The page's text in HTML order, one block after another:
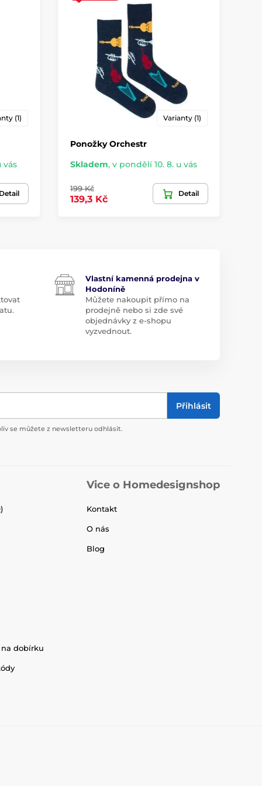
(1)
vás
Detail
Varianty (1)
Ponožky Orchestr
Skladem, v pondělí 10. 8. u vás
199 Kč
139,3 Kč
Detail
Vlastní kamenná prodejna v
Hodoníně
Můžete nakoupit přímo na
prodejně nebo si zde své
objednávky z e-shopu
vyzvednout.
Přihlásit
se můžete z newsletteru odhlásit.
dobírku
Vice o Homedesignshop
Kontakt
O nás
Blog